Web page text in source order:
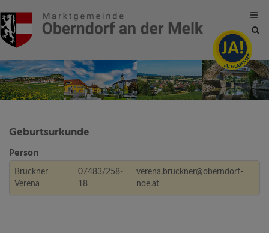
Site
Geburtsurkunde
Person
Bruckner
Verena
07483/258-
18
verena.bruckner@oberndorf-
noe.at